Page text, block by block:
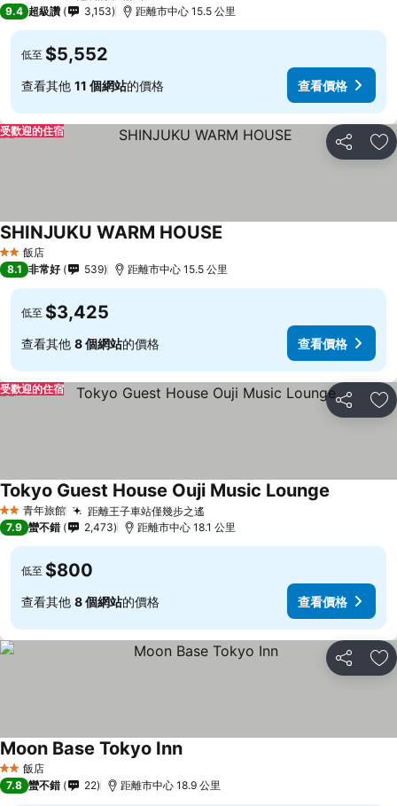
9.4 超級讚 3,153 距離市中心 15.5 公里
低至 $5,552
查看其他 11 個網站的價格 查看價格
分享 加
受歡迎的住宿
2 星級飯店
SHINJUKU WARM HOUSE
8.1 非常好 539 距離市中心 15.5 公里
低至 $3,425
查看其他 8 個網站的價格 查看價格
分享 加
受歡迎的住宿
2 星級青年旅館 距離王子車站僅幾步之遙
Tokyo Guest House Ouji Music Lounge
7.9 蠻不錯 2,473 距離市中心 18.1 公里
低至 $800
查看其他 8 個網站的價格 查看價格
分享 加
2 星級飯店
Moon Base Tokyo Inn
7.8 蠻不錯 22 距離市中心 18.9 公里